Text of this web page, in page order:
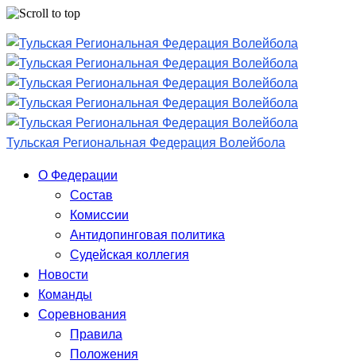
Skip
to
content
Тульская Региональная Федерация Волейбола
О Федерации
Состав
Комисcии
Антидопинговая политика
Судейская коллегия
Новости
Команды
Соревнования
Правила
Положения